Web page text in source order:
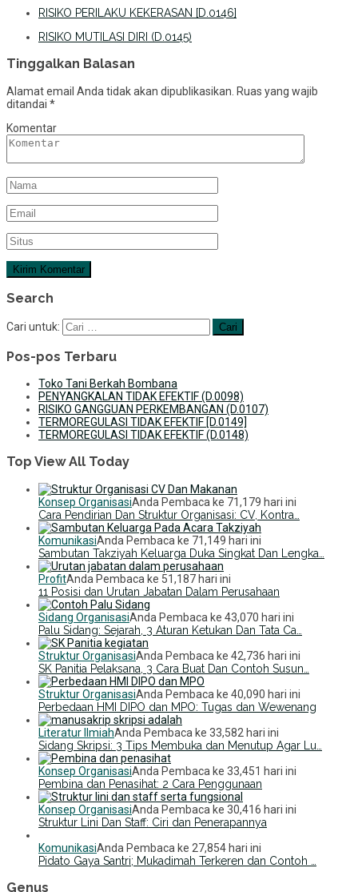
RISIKO PERILAKU KEKERASAN [D.0146]
RISIKO MUTILASI DIRI (D.0145)
Tinggalkan Balasan
Alamat email Anda tidak akan dipublikasikan. Ruas yang wajib
ditandai *
Komentar
Search
Cari untuk:
Pos-pos Terbaru
Toko Tani Berkah Bombana
PENYANGKALAN TIDAK EFEKTIF (D.0098)
RISIKO GANGGUAN PERKEMBANGAN (D.0107)
TERMOREGULASI TIDAK EFEKTIF [D.0149]
TERMOREGULASI TIDAK EFEKTIF (D.0148)
Top View All Today
Konsep OrganisasiAnda Pembaca ke 71,179 hari ini
Cara Pendirian Dan Struktur Organisasi: CV, Kontra…
KomunikasiAnda Pembaca ke 71,149 hari ini
Sambutan Takziyah Keluarga Duka Singkat Dan Lengka…
ProfitAnda Pembaca ke 51,187 hari ini
11 Posisi dan Urutan Jabatan Dalam Perusahaan
Sidang OrganisasiAnda Pembaca ke 43,070 hari ini
Palu Sidang: Sejarah, 3 Aturan Ketukan Dan Tata Ca…
Struktur OrganisasiAnda Pembaca ke 42,736 hari ini
SK Panitia Pelaksana, 3 Cara Buat Dan Contoh Susun…
Struktur OrganisasiAnda Pembaca ke 40,090 hari ini
Perbedaan HMI DIPO dan MPO: Tugas dan Wewenang
Literatur IlmiahAnda Pembaca ke 33,582 hari ini
Sidang Skripsi: 3 Tips Membuka dan Menutup Agar Lu…
Konsep OrganisasiAnda Pembaca ke 33,451 hari ini
Pembina dan Penasihat: 2 Cara Penggunaan
Konsep OrganisasiAnda Pembaca ke 30,416 hari ini
Struktur Lini Dan Staff: Ciri dan Penerapannya
KomunikasiAnda Pembaca ke 27,854 hari ini
Pidato Gaya Santri; Mukadimah Terkeren dan Contoh …
Genus